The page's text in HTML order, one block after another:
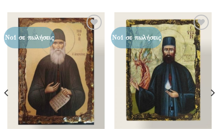
Νο1 σε πωλήσεις
Προσθήκη
στα
αγαπημένα
Νο1 σε πωλήσεις
Προσθήκη
στα
αγαπημένα